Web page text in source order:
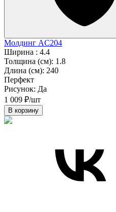
Молдинг AC204
Ширина : 4.4
Толщина (см): 1.8
Длина (см): 240
Перфект
Рисунок: Да
1 009 ₽/шт
В корзину